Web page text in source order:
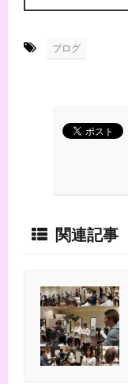
ブログ
関連記事